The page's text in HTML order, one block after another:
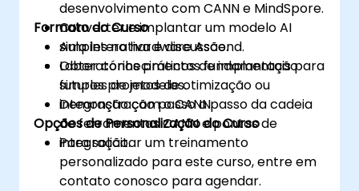
desenvolvimento com CANN e MindSpore.
Converter e implantar um modelo AI
simples no hardware Ascend.
Obter conhecimentos fundamentais para
futuros projetos de otimização ou
integração com o CANN.
Formato do Curso
Aula interativa e discussão.
Laboratórios práticos de implantação
simples de modelos.
Demonstração passo a passo da cadeia
de ferramentas CANN e pontos de
integração.
Opções de Personalização do Curso
Para solicitar um treinamento
personalizado para este curso, entre em
contato conosco para agendar.